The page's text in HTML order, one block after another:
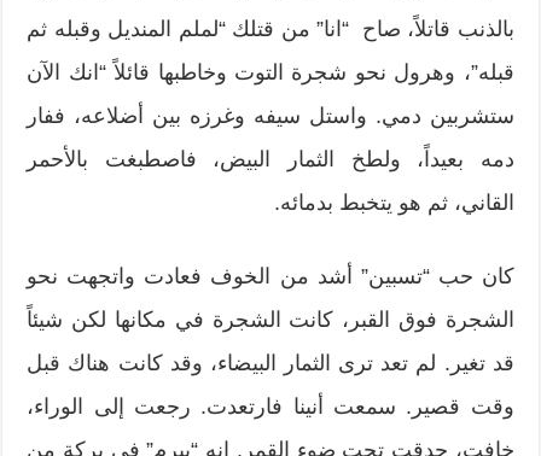
بالذنب قاتلاً، صاح “انا” من قتلك “لملم المنديل وقبله ثم
قبله”، وهرول نحو شجرة التوت وخاطبها قائلاً “انك الآن
ستشربين دمي. واستل سيفه وغرزه بين أضلاعه، ففار
دمه بعيداً، ولطخ الثمار البيض، فاصطبغت بالأحمر
القاني، ثم هو يتخبط بدمائه.
كان حب “تسبين” أشد من الخوف فعادت واتجهت نحو
الشجرة فوق القبر، كانت الشجرة في مكانها لكن شيئاً
قد تغير. لم تعد ترى الثمار البيضاء، وقد كانت هناك قبل
وقت قصير. سمعت أنينا فارتعدت. رجعت إلى الوراء،
خافت، حدقت تحت ضوء القمر. انه “بيرم” في بركة من